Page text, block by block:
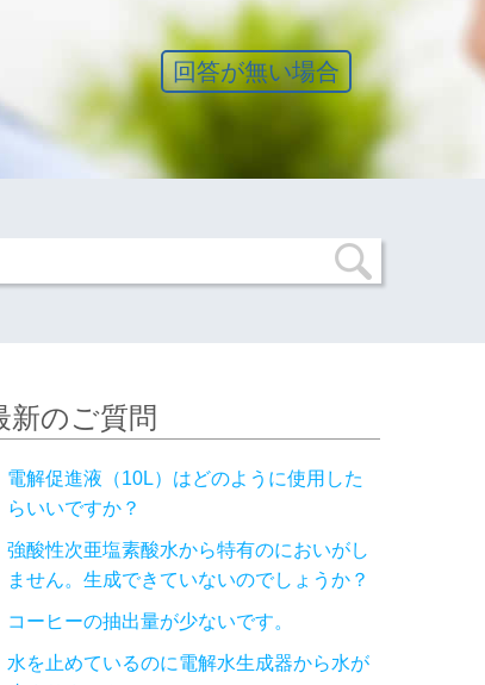
回答が無い場合
新のご質問
電解促進液（10L）はどのように使用した
らいいですか？
強酸性次亜塩素酸水から特有のにおいがし
ません。生成できていないのでしょうか？
コーヒーの抽出量が少ないです。
水を止めているのに電解水生成器から水が